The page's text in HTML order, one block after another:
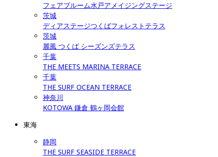
フェアブルーム水戸アメイジングステージ
茨城
ディアステージつくばフォレストテラス
茨城
麗風 つくば シーズンズテラス
千葉
THE MEETS MARINA TERRACE
千葉
THE SURF OCEAN TERRACE
神奈川
KOTOWA 鎌倉 鶴ヶ岡会館
東海
静岡
THE SURF SEASIDE TERRACE